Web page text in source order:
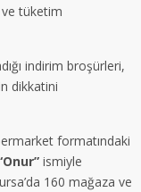
tüketim
indirim broşürleri,
dikkatini
formatındaki
ismiyle
160 mağaza ve